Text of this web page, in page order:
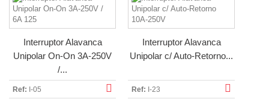
Interruptor Alavanca
Unipolar On-On 3A-250V
/...
Ref: I-05
Interruptor Alavanca
Unipolar c/ Auto-Retorno...
Ref: I-23